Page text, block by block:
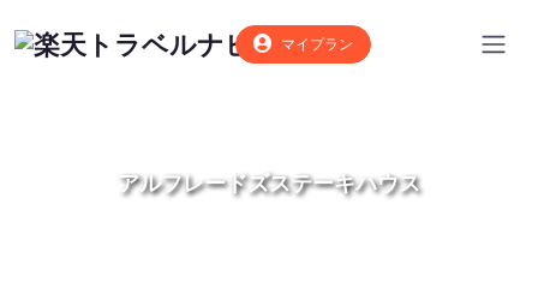
マイプラン
アルフレードズステーキハウス